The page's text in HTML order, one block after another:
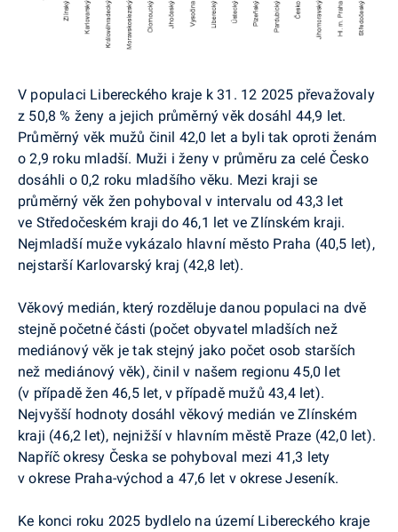
V populaci Libereckého kraje k 31. 12 2025 převažovaly
z 50,8 % ženy a jejich průměrný věk dosáhl 44,9 let.
Průměrný věk mužů činil 42,0 let a byli tak oproti ženám
o 2,9 roku mladší. Muži i ženy v průměru za celé Česko
dosáhli o 0,2 roku mladšího věku. Mezi kraji se
průměrný věk žen pohyboval v intervalu od 43,3 let
ve Středočeském kraji do 46,1 let ve Zlínském kraji.
Nejmladší muže vykázalo hlavní město Praha (40,5 let),
nejstarší Karlovarský kraj (42,8 let).
Věkový medián, který rozděluje danou populaci na dvě
stejně početné části (počet obyvatel mladších než
mediánový věk je tak stejný jako počet osob starších
než mediánový věk), činil v našem regionu 45,0 let
(v případě žen 46,5 let, v případě mužů 43,4 let).
Nejvyšší hodnoty dosáhl věkový medián ve Zlínském
kraji (46,2 let), nejnižší v hlavním městě Praze (42,0 let).
Napříč okresy Česka se pohyboval mezi 41,3 lety
v okrese Praha-východ a 47,6 let v okrese Jeseník.
Ke konci roku 2025 bydlelo na území Libereckého kraje